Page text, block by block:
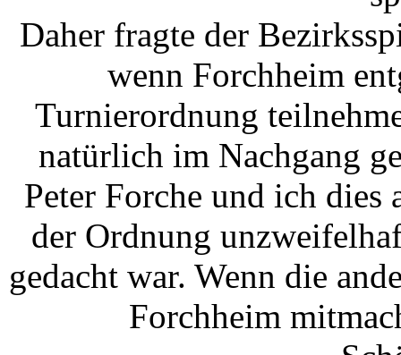
Daher fragte der
wenn Forchheim
Turnierordnung
natürlich im Nachgang
Peter Forche und ich dies
der Ordnung
gedacht war. Wenn die
Forchheim